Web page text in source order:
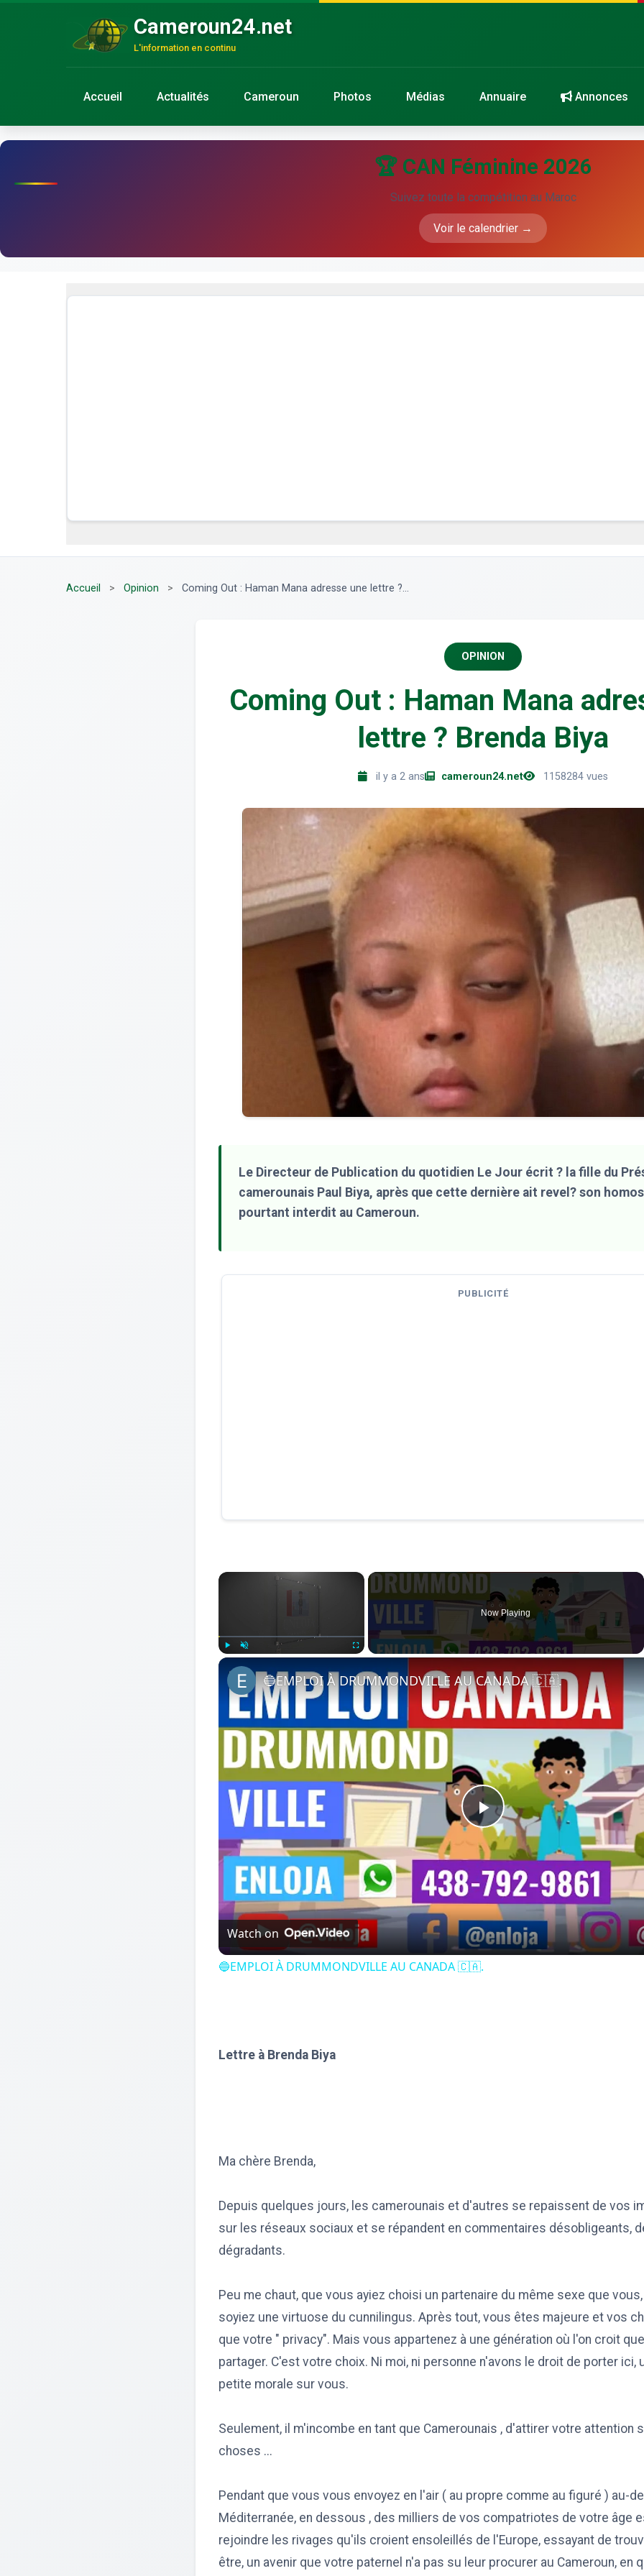
Cameroun24.net
L'information en continu
Accueil Actualités Cameroun Photos Médias Annuaire Annonces
🏆 CAN Féminine 2026
Suivez toute la compétition au Maroc
Voir le calendrier →
Accueil > Opinion > Coming Out : Haman Mana adresse une lettre ?...
OPINION
Coming Out : Haman Mana
lettre ? Brenda Biya
il y a 2 ans cameroun24.net 1158284 vues
Le Directeur de Publication du quotidien Le Jour écrit ? la fille du
camerounais Paul Biya, après que cette dernière ait revel? son
pourtant interdit au Cameroun.
PUBLICITÉ
×
Now Playing
Play
Video
🔵EMPLOI À DRUMMONDVILLE AU CANADA 🇨🇦.
Watch on
🔵EMPLOI À DRUMMONDVILLE AU CANADA 🇨🇦.
Lettre à Brenda Biya
Ma chère Brenda,
Depuis quelques jours, les camerounais et d'autres se repaissent de vos
sur les réseaux sociaux et se répandent en commentaires désobligeants,
dégradants.
Peu me chaut, que vous ayiez choisi un partenaire du même sexe que
soyiez une virtuose du cunnilingus. Après tout, vous êtes majeure et vos
que votre " privacy". Mais vous appartenez à une génération où l'on croit
partager. C'est votre choix. Ni moi, ni personne n'avons le droit de porter ici,
petite morale sur vous.
Seulement, il m'incombe en tant que Camerounais , d'attirer votre attention
choses ...
Pendant que vous vous envoyez en l'air ( au propre comme au figuré ) au-
Méditerranée, en dessous , des milliers de vos compatriotes de votre âge
rejoindre les rivages qu'ils croient ensoleillés de l'Europe, essayant de
être, un avenir que votre paternel n'a pas su leur procurer au Cameroun, en